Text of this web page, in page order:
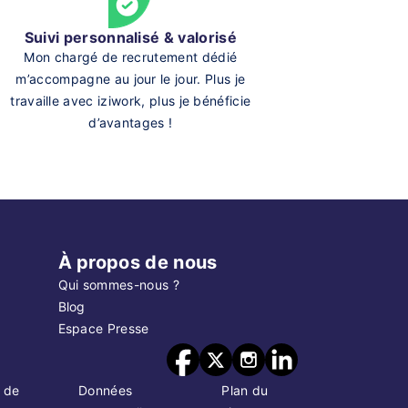
Suivi personnalisé & valorisé
Mon chargé de recrutement dédié
m’accompagne au jour le jour. Plus je
travaille avec iziwork, plus je bénéficie
d’avantages !
À propos de nous
Qui sommes-nous ?
Blog
Espace Presse
de
Données
Plan du